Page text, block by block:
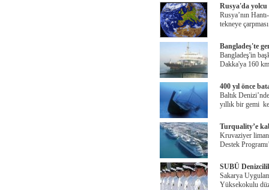
Rusya'da yolcu
Rusya’nın
tekneye
Bangladeş'te
Bangladeş'in
Dakka'ya 160
400 yıl önce
Baltık
yıllık bir gemi
Turquality’e
Kruvaziyer
Destek
SUBÜ
Sakarya
Yüksekokulu